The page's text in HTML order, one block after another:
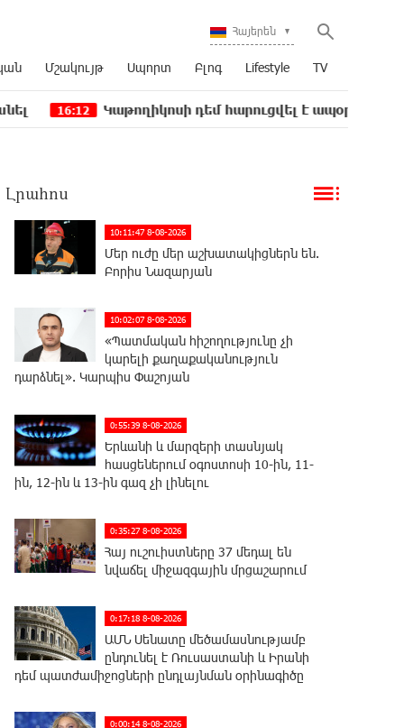
Հայերեն
Մշակույթ Սպորտ Բլոգ Lifestyle TV
Կաթողիկոսի դեմ հարուցվել է ապօրինի քրեական
Լրահոս
10:11:47 8-08-2026
Մեր ուժը մեր աշխատակիցներն են.
Բորիս Նազարյան
10:02:07 8-08-2026
«Պատմական հիշողությունը չի
կարելի քաղաքականություն
դարձնել». Կարպիս Փաշոյան
0:55:39 8-08-2026
Երևանի և մարզերի տասնյակ
հասցեներում օգոստոսի 10-ին, 11-
ին, 12-ին և 13-ին գազ չի լինելու
0:35:27 8-08-2026
Հայ ուշուիստները 37 մեդալ են
նվաճել միջազգային մրցաշարում
0:17:18 8-08-2026
ԱՄՆ Սենատը մեծամասնությամբ
ընդունել է Ռուսաստանի և Իրանի
դեմ պատժամիջոցների ընդլայնման օրինագիծը
0:00:14 8-08-2026